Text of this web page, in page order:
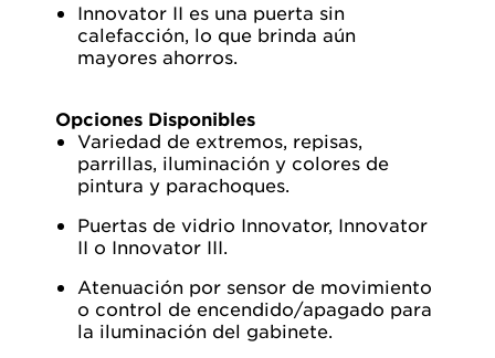
Innovator II es una puerta sin
calefacción, lo que brinda aún
mayores ahorros.
Opciones Disponibles
Variedad de extremos, repisas,
parrillas, iluminación y colores de
pintura y parachoques.
Puertas de vidrio Innovator, Innovator
II o Innovator III.
Atenuación por sensor de movimiento
o control de encendido/apagado para
la iluminación del gabinete.